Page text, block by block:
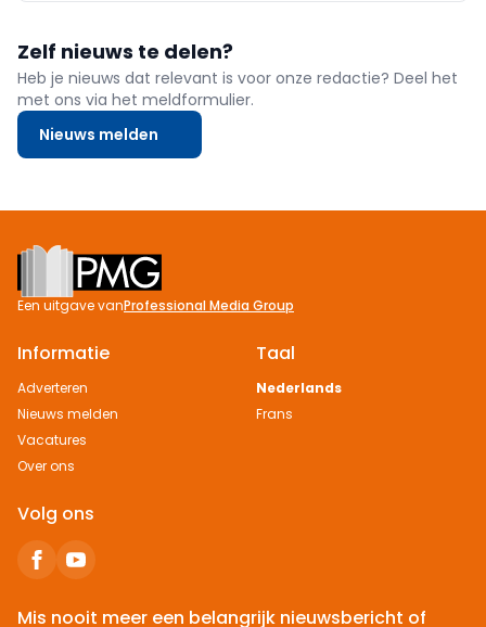
Zelf nieuws te delen?
Heb je nieuws dat relevant is voor onze redactie? Deel het
met ons via het meldformulier.
Nieuws melden
Footer
Een uitgave vanProfessional Media Group
Informatie
Adverteren
Nieuws melden
Vacatures
Over ons
Taal
Nederlands
Frans
Volg ons
Mis nooit meer een belangrijk nieuwsbericht of